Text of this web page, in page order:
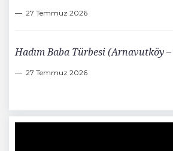
27 Temmuz 2026
Hadım Baba Türbesi (Arnavutköy
27 Temmuz 2026